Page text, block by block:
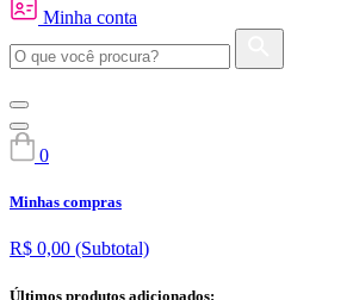
Minha conta
0
Minhas compras
R$ 0,00 (Subtotal)
Últimos produtos adicionados: